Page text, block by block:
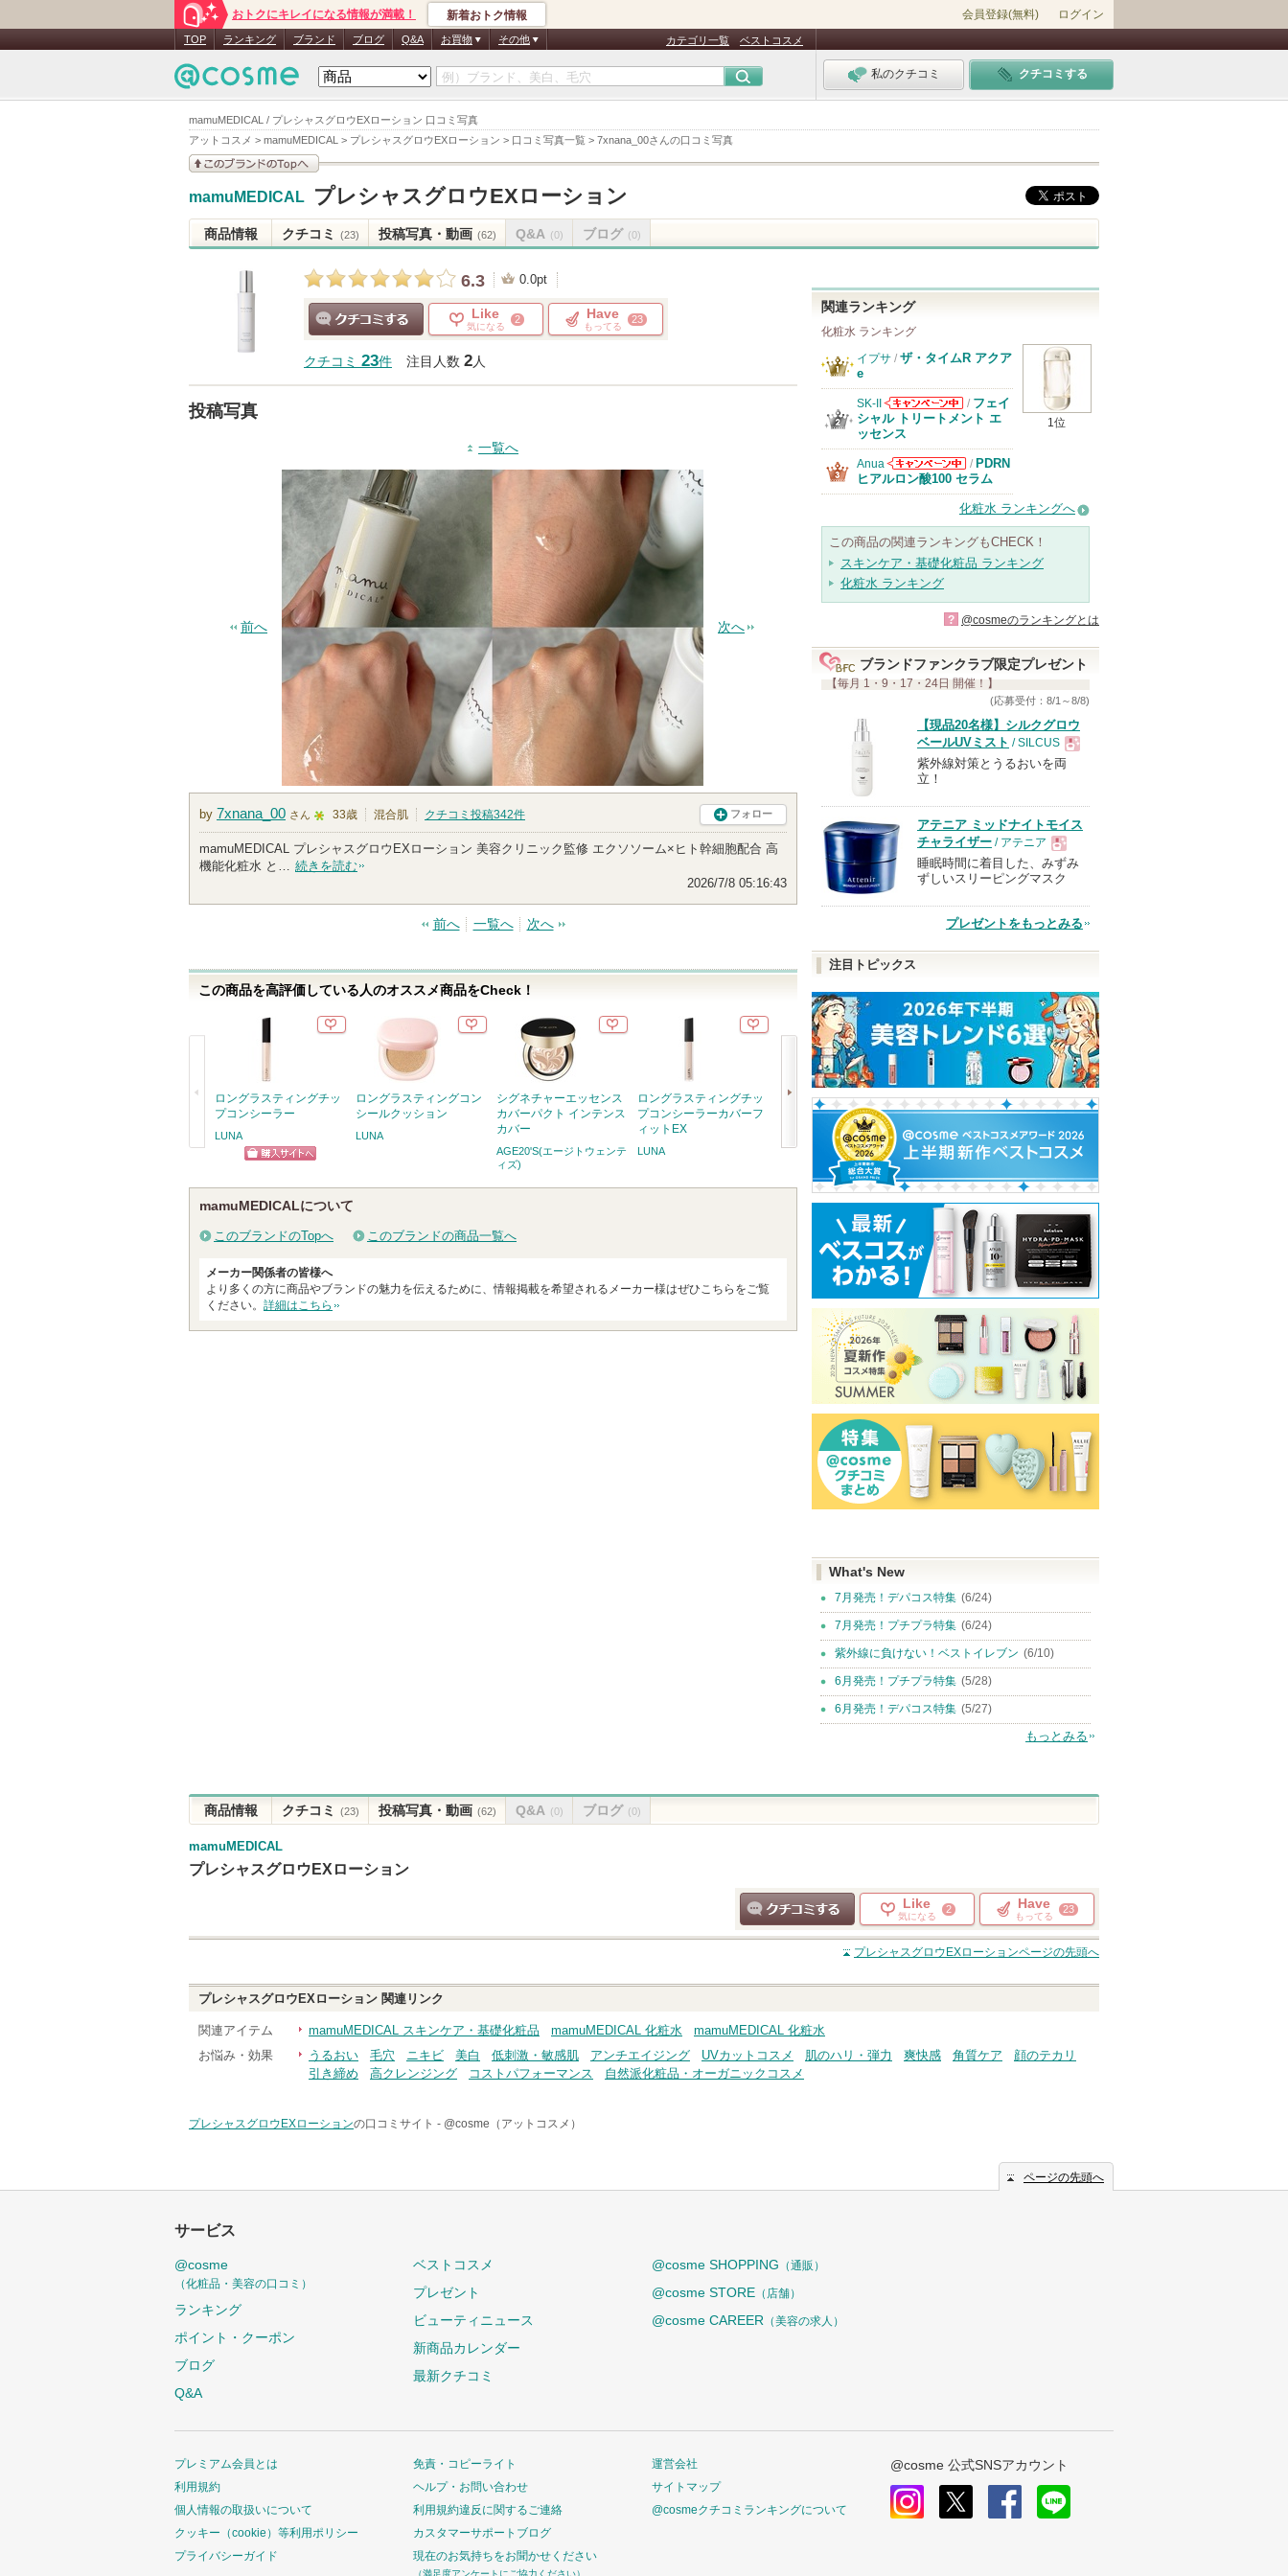
mamuMEDICAL / プレシャスグロウEXローション 口コミ写真
アットコスメ > mamuMEDICAL > プレシャスグロウEXローション > 口コミ写真一覧 > 7xnana_00さんの口コミ写真
おトクにキレイになる情報が満載！ 新着おトク情報 会員登録(無料) ログイン
TOP ランキング ブランド ブログ Q&A お買物 その他 カテゴリ一覧 ベストコスメ
私のクチコミ クチコミする
mamuMEDICAL プレシャスグロウEXローション
商品情報 クチコミ (23) 投稿写真・動画 (62) Q&A (0) ブログ (0)
6.3 0.0pt
Like
気になる
2 Have
もってる
23
クチコミ 23件 注目人数 2人
投稿写真
一覧へ
前へ 次へ
by 7xnana_00 さん
5
人
以
バ
ー
お
入
録
れ
て
い
す
33歳 混合肌 クチコミ投稿342件 フォロー
mamuMEDICAL プレシャスグロウEXローション 美容クリニック監修 エクソソーム×ヒト幹細胞配合 高
機能化粧水 と… 続きを読む
2026/7/8 05:16:43
前へ 一覧へ 次へ
この商品を高評価している人のオススメ商品をCheck！
る
へ
ロングラスティングチッ
プコンシーラー
LUNA
グサイトへ
ロングラスティングコン
シールクッション
LUNA
シグネチャーエッセンス
カバーパクト インテンス
カバー
AGE20'S(エージトウェンテ
ィズ)
ロングラスティングチッ
プコンシーラーカバーフ
ィットEX
LUNA
リップシックグロウセラ
AGE20'S(エージトウェンテ
ィズ)
ブラッシュオンUVパウダ
ー
スキンガーディアン
グサイトへ
クリアクリームフェイス
ウォッシュ
willone
グサイトへ
mamuMEDICALについて
このブランドのTopへ このブランドの商品一覧へ
メーカー関係者の皆様へ
より多くの方に商品やブランドの魅力を伝えるために、情報掲載を希望されるメーカー様はぜひこちらをご覧
ください。 詳細はこちら
関連ランキング
化粧水 ランキング
1位
イプサ / ザ・タイムR アクア
e
SK-II
SK-IIからのお
知らせがありま
/ フェイ
シャル トリートメント エ
ッセンス
Anua
Anuaからのお
知らせがありま
/ PDRN
ヒアルロン酸100 セラム
化粧水 ランキングへ
この商品の関連ランキングもCHECK！
スキンケア・基礎化粧品 ランキング
化粧水 ランキング
? @cosmeのランキングとは
ブランドファンクラブ限定プレゼント
【毎月 1・9・17・24日 開催！】
(応募受付：8/1～8/8)
【現品20名様】シルクグロウ
ベールUVミスト / SILCUS
現
品
紫外線対策とうるおいを両
立！
アテニア ミッドナイトモイス
チャライザー / アテニア
現
品
睡眠時間に着目した、みずみ
ずしいスリーピングマスク
プレゼントをもっとみる
注目トピックス
What's New
7月発売！デパコス特集 (6/24)
7月発売！プチプラ特集 (6/24)
紫外線に負けない！ベストイレブン (6/10)
6月発売！プチプラ特集 (5/28)
6月発売！デパコス特集 (5/27)
もっとみる
商品情報 クチコミ (23) 投稿写真・動画 (62) Q&A (0) ブログ (0)
mamuMEDICAL
プレシャスグロウEXローション
クチコミする
Like
気になる
2 Have
もってる
23
プレシャスグロウEXローションページの先頭へ
プレシャスグロウEXローション 関連リンク
関連アイテム mamuMEDICAL スキンケア・基礎化粧品 mamuMEDICAL 化粧水
mamuMEDICAL 化粧水
お悩み・効果
うるおい 毛穴 ニキビ 美白 低刺激・敏感肌 アンチエイジング UVカットコスメ 肌のハリ・弾力 爽快感 角質ケア
顔のテカリ
引き締め
高クレンジング コストパフォーマンス 自然派化粧品・オーガニックコスメ
プレシャスグロウEXローションの口コミサイト - @cosme（アットコスメ）
ページの先頭へ
サービス
@cosme
（化粧品・美容の口コミ）
ランキング
ポイント・クーポン
ブログ
Q&A
ベストコスメ
プレゼント
ビューティニュース
新商品カレンダー
最新クチコミ
@cosme SHOPPING （通販）
@cosme STORE （店舗）
@cosme CAREER （美容の求人）
プレミアム会員とは
利用規約
個人情報の取扱いについて
クッキー（cookie）等利用ポリシー
プライバシーガイド
免責・コピーライト
ヘルプ・お問い合わせ
利用規約違反に関するご連絡
カスタマーサポートブログ
現在のお気持ちをお聞かせください
（満足度アンケートにご協力ください）
運営会社
サイトマップ
@cosmeクチコミランキングについて
@cosme 公式SNSアカウント